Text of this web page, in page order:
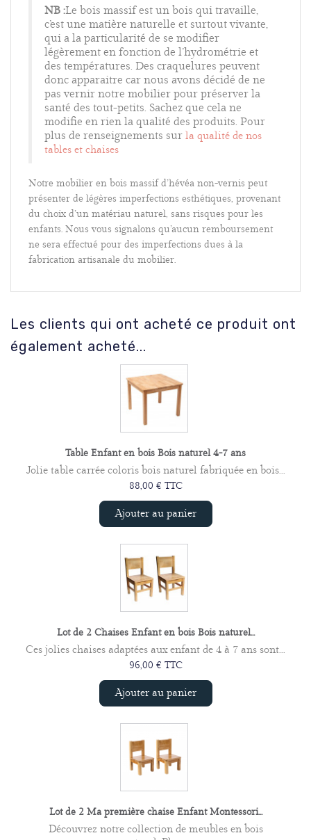
NB :Le bois massif est un bois qui travaille,
c’est une matière naturelle et surtout vivante,
qui a la particularité de se modifier
légèrement en fonction de l’hydrométrie et
des températures. Des craquelures peuvent
donc apparaitre car nous avons décidé de ne
pas vernir notre mobilier pour préserver la
santé des tout-petits. Sachez que cela ne
modifie en rien la qualité des produits. Pour
plus de renseignements sur la qualité de nos
tables et chaises
Notre mobilier en bois massif d’hévéa non-vernis peut
présenter de légères imperfections esthétiques, provenant
du choix d’un matériau naturel, sans risques pour les
enfants. Nous vous signalons qu’aucun remboursement
ne sera effectué pour des imperfections dues à la
fabrication artisanale du mobilier.
Les clients qui ont acheté ce produit ont
également acheté...
Table Enfant en bois Bois naturel 4-7 ans
Jolie table carrée coloris bois naturel fabriquée en bois...
88,00 € TTC
Ajouter au panier
Lot de 2 Chaises Enfant en bois Bois naturel...
Ces jolies chaises adaptées aux enfant de 4 à 7 ans sont...
96,00 € TTC
Ajouter au panier
Lot de 2 Ma première chaise Enfant Montessori...
Découvrez notre collection de meubles en bois